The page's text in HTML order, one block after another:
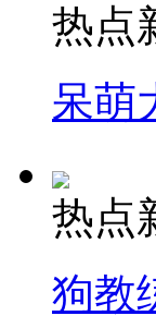
热点
呆萌
热点
狗教